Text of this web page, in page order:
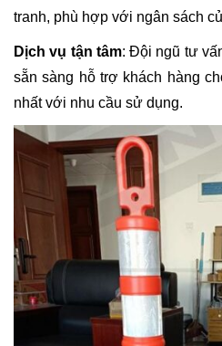
tranh, phù hợp với ngân sách
Dịch vụ tận tâm: Đội ngũ tư
sẵn sàng hỗ trợ khách hàng
nhất với nhu cầu sử dụng.